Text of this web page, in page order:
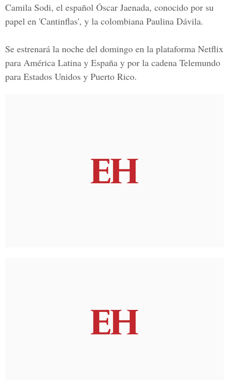
Camila Sodi, el español Óscar Jaenada, conocido por su
papel en 'Cantinflas', y la colombiana Paulina Dávila.
Se estrenará la noche del domingo en la plataforma Netflix
para América Latina y España y por la cadena Telemundo
para Estados Unidos y Puerto Rico.